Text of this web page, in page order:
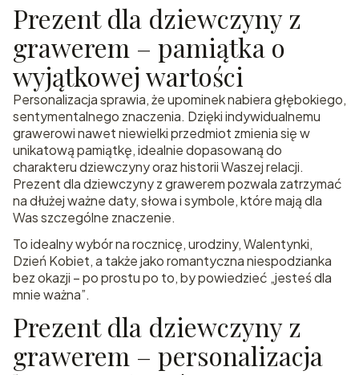
Prezent dla dziewczyny z
grawerem – pamiątka o
wyjątkowej wartości
Personalizacja sprawia, że upominek nabiera głębokiego,
sentymentalnego znaczenia. Dzięki indywidualnemu
grawerowi nawet niewielki przedmiot zmienia się w
unikatową pamiątkę, idealnie dopasowaną do
charakteru dziewczyny oraz historii Waszej relacji.
Prezent dla dziewczyny z grawerem pozwala zatrzymać
na dłużej ważne daty, słowa i symbole, które mają dla
Was szczególne znaczenie.
To idealny wybór na rocznicę, urodziny, Walentynki,
Dzień Kobiet, a także jako romantyczna niespodzianka
bez okazji – po prostu po to, by powiedzieć „jesteś dla
mnie ważna”.
Prezent dla dziewczyny z
grawerem – personalizacja